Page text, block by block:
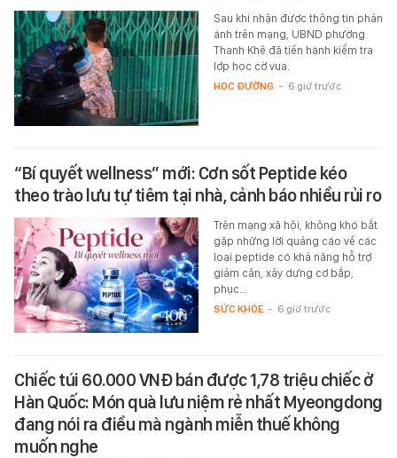
Sau khi nhận được thông tin phản
ánh trên mạng, UBND phường
Thanh Khê đã tiến hành kiểm tra
lớp học cờ vua.
HỌC ĐƯỜNG - 6 giờ trước
“Bí quyết wellness” mới: Cơn sốt Peptide kéo
theo trào lưu tự tiêm tại nhà, cảnh báo nhiều rủi ro
Trên mạng xã hội, không khó bắt
gặp những lời quảng cáo về các
loại peptide có khả năng hỗ trợ
giảm cân, xây dựng cơ bắp,
phục…
SỨC KHỎE - 6 giờ trước
Chiếc túi 60.000 VNĐ bán được 1,78 triệu chiếc ở
Hàn Quốc: Món quà lưu niệm rẻ nhất Myeongdong
đang nói ra điều mà ngành miễn thuế không
muốn nghe